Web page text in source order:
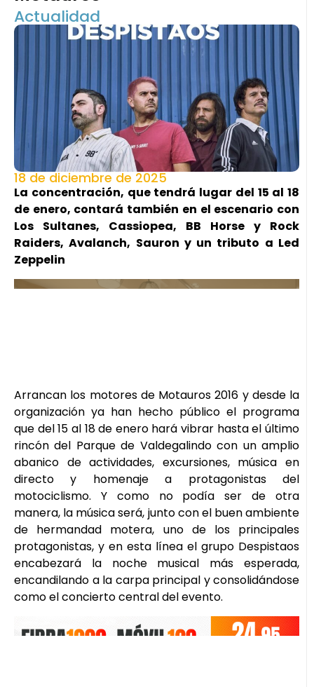
Actualidad
18 de diciembre de 2025
La concentración, que tendrá lugar del 15 al 18
de enero, contará también en el escenario con
Los Sultanes, Cassiopea, BB Horse y Rock
Raiders, Avalanch, Sauron y un tributo a Led
Zeppelin
Arrancan los motores de Motauros 2016 y desde la
organización ya han hecho público el programa
que del 15 al 18 de enero hará vibrar hasta el último
rincón del Parque de Valdegalindo con un amplio
abanico de actividades, excursiones, música en
directo y homenaje a protagonistas del
motociclismo. Y como no podía ser de otra
manera, la música será, junto con el buen ambiente
de hermandad motera, uno de los principales
protagonistas, y en esta línea el grupo Despistaos
encabezará la noche musical más esperada,
encandilando a la carpa principal y consolidándose
como el concierto central del evento.